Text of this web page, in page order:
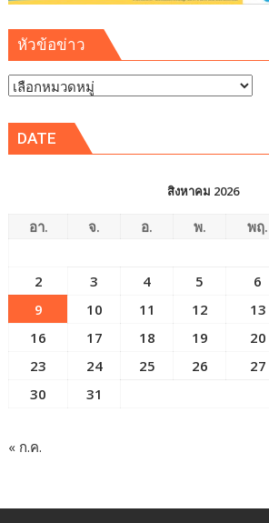
124
หัวข้อข่าว
หัวข้อ
DATE
สิงหาคม 2026
อา. จ. อ. พ. พฤ.
2
3 4 5 6
9
10 11 12 13
16
17 18 19 20
23
24 25 26 27
30
31
« ก.ค.